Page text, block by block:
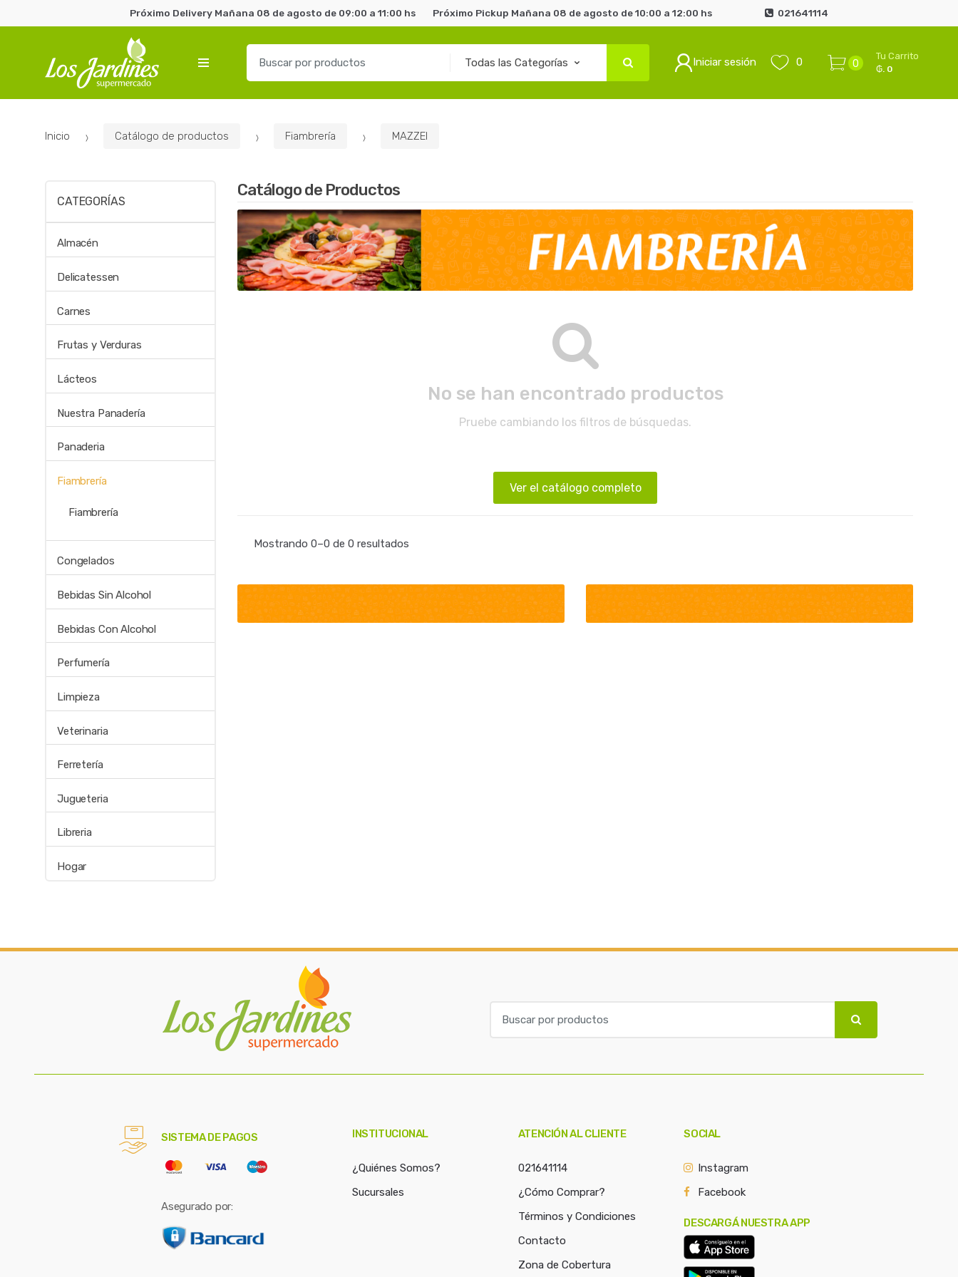
Próximo Delivery Mañana 08 de agosto de 09:00 a 11:00 hs Próximo Pickup Mañana 08 de agosto de 10:00 a 12:00 hs 021641114
r
Iniciar sesión 0 0
Tu Carrito
₲. 0
Inicio Catálogo de productos Fiambrería MAZZEI
Catálogo de Productos
No se han encontrado productos
Pruebe cambiando los filtros de búsquedas.
Ver el catálogo completo
Mostrando 0–0 de 0 resultados
CATEGORÍAS
Almacén
Delicatessen
Carnes
Frutas y Verduras
Lácteos
Nuestra Panadería
Panaderia
Fiambrería
Fiambrería
Congelados
Bebidas Sin Alcohol
Bebidas Con Alcohol
Perfumería
Limpieza
Veterinaria
Ferretería
Jugueteria
Libreria
Hogar
a
SISTEMA DE PAGOS
Asegurado por:
INSTITUCIONAL
¿Quiénes Somos?
Sucursales
ATENCIÓN AL CLIENTE
021641114
¿Cómo Comprar?
Términos y Condiciones
Contacto
Zona de Cobertura
SOCIAL
Instagram
Facebook
DESCARGÁ NUESTRA APP